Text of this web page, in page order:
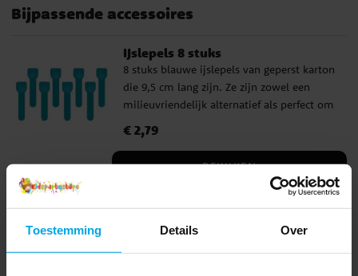
Toestemming Details Over
Super Mario Versiering
Brandweerman Sam Versiering
Sonic The Hedgehog Versiering
Harry Potter Versiering
Miraculous Ladybug Versiering
Voertuig Versiering
LEGO Ninjago Versiering
Spidey And His Amazing Friends
One Piece Versiering
Monster Truck Versiering
Muziek feest
Denemarken Duitsland
Nederland
Frankrijk
Musse & Helium Versiering
Hot Wheels Versiering
Transformers Versiering
Snoepbuffet
Landen
Bijpassende accessoires
IJslepels 8 stuks
8 stuks blauwe ijslepels van geperst karton
die 9,5 cm lang zijn. Ze zijn zowel een
milieuvriendelijk alternatief als perfect om
Prijs:€ 2,79
€ 2,79
BEKIJKEN
Anderen kochten ook